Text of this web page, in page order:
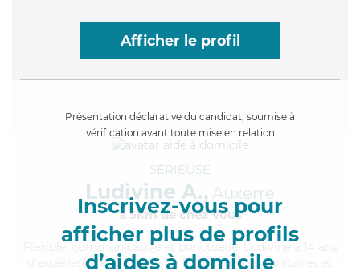
Afficher le profil
Présentation déclarative du candidat, soumise à
vérification avant toute mise en relation
Inscrivez-vous pour
afficher plus de profils
d’aides à domicile
SÉRIEUSE
Ludivine A., Auxerre
à 5km de chez Vous
, communicative et ponctuelle, Ludivine a 14 ans
d'expérience et possède un BEP Carrières Sanitaires et